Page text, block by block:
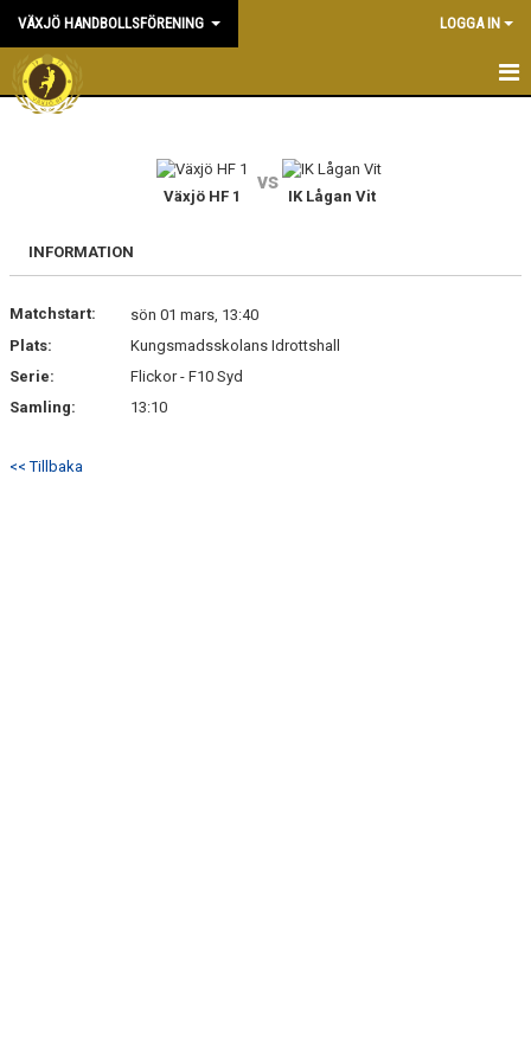
VÄXJÖ HANDBOLLSFÖRENING LOGGA IN
HEM
KONTAKT & KANSLI
DOKUMENT
Växjö HF 1
vs
IK Lågan Vit
INFORMATION
Matchstart:
sön 01 mars, 13:40
Plats:
Kungsmadsskolans Idrottshall
Serie:
Flickor - F10 Syd
Samling:
13:10
<< Tillbaka